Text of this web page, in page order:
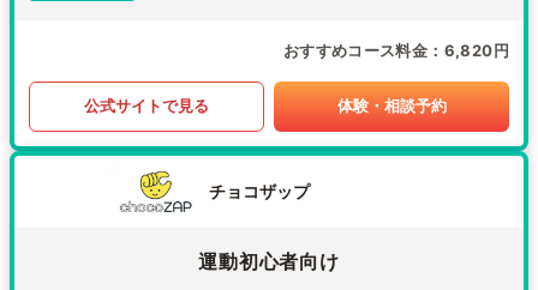
おすすめコース料金 6,820円
公式サイトで見る 体験・相談予約
チョコザップ
運動初心者向け